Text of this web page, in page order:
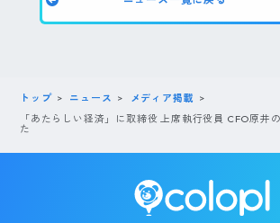
トップ ニュース
メディア掲載
「あたらしい経済」に取締役 上席執行役員 CFO原井
た